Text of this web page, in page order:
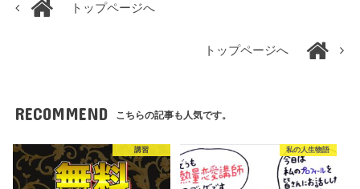
トップページへ
トップページへ
RECOMMEND こちらの記事も人気です。
講習 私の人生物語